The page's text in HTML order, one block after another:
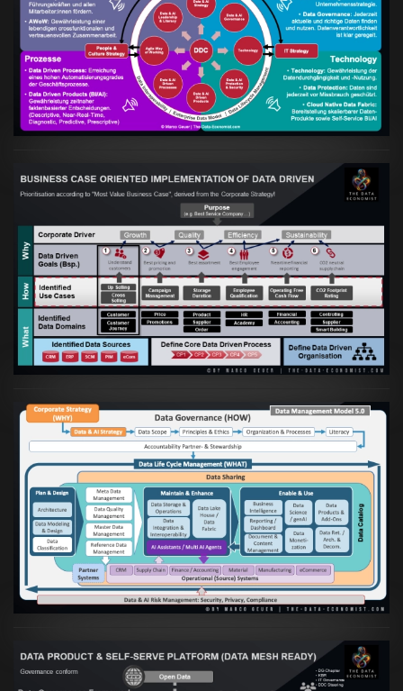
Artikel:Kennst Du schon die "Head Phone
Data Driven Strategy"?
VIEW
Artikel:
Business Case orientierte
Etablierung einer Data Driven Company
VIEW
Artikel:Die moderne Architektur für
Daten- und KI-orientierte Unternehmen
VIEW